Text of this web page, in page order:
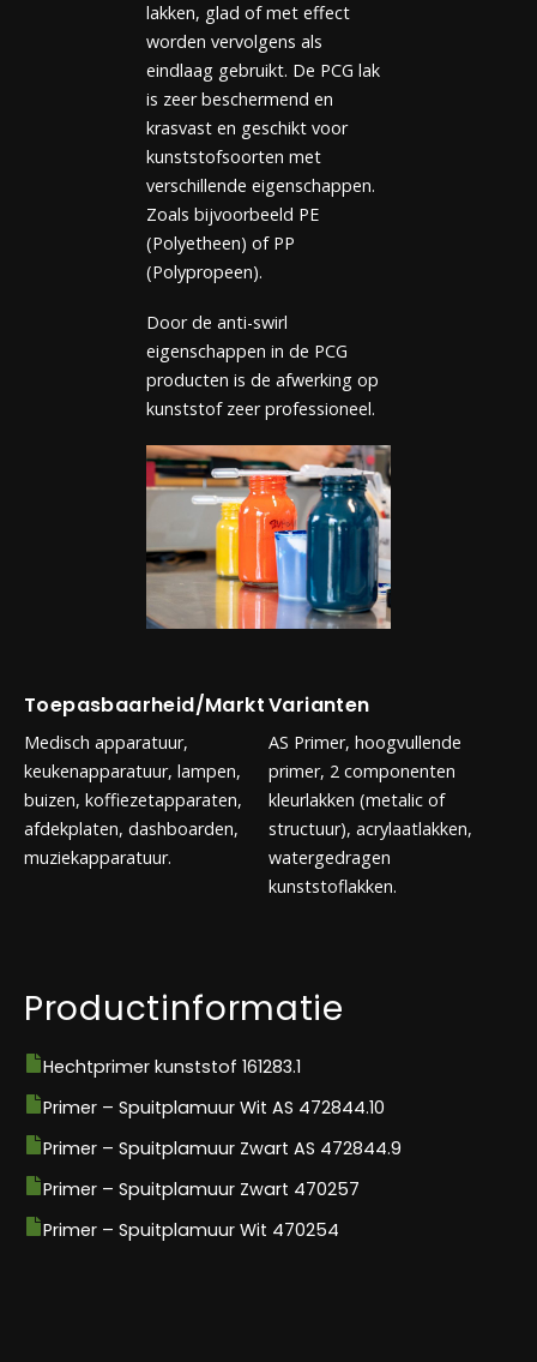
lakken, glad of met effect
worden vervolgens als
eindlaag gebruikt. De PCG lak
is zeer beschermend en
krasvast en geschikt voor
kunststofsoorten met
verschillende eigenschappen.
Zoals bijvoorbeeld PE
(Polyetheen) of PP
(Polypropeen).
Door de anti-swirl
eigenschappen in de PCG
producten is de afwerking op
kunststof zeer professioneel.
Toepasbaarheid/Markt
Medisch apparatuur,
keukenapparatuur, lampen,
buizen, koffiezetapparaten,
afdekplaten, dashboarden,
muziekapparatuur.
Varianten
AS Primer, hoogvullende
primer, 2 componenten
kleurlakken (metalic of
structuur), acrylaatlakken,
watergedragen
kunststoflakken.
Productinformatie
Hechtprimer kunststof 161283.1
Primer – Spuitplamuur Wit AS 472844.10
Primer – Spuitplamuur Zwart AS 472844.9
Primer – Spuitplamuur Zwart 470257
Primer – Spuitplamuur Wit 470254